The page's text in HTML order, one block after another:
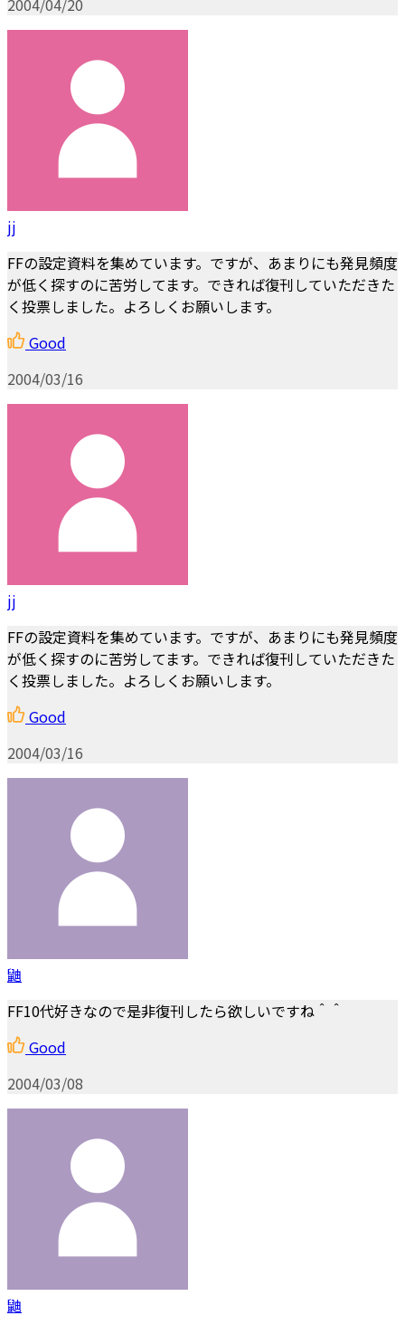
jj
FFの設定資料を集めています。ですが、あまりにも発見頻度
が低く探すのに苦労してます。できれば復刊していただきた
く投票しました。よろしくお願いします。
Good
2004/03/16
jj
FFの設定資料を集めています。ですが、あまりにも発見頻度
が低く探すのに苦労してます。できれば復刊していただきた
く投票しました。よろしくお願いします。
Good
2004/03/16
鼬
FF10代好きなので是非復刊したら欲しいですね＾＾
Good
2004/03/08
鼬